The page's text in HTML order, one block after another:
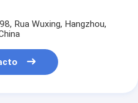
Rua Wuxing, Hangzhou,